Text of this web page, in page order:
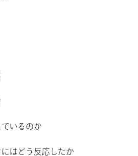
いるのか
はどう反応したか